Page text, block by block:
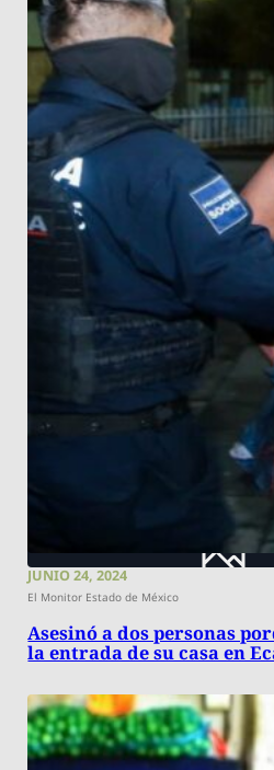
JUNIO 24, 2024
El Monitor Estado de México
Asesinó a dos personas
la entrada de su casa en